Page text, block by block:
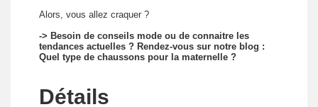
Alors, vous allez craquer ?
-> Besoin de conseils mode ou de connaitre les
tendances actuelles ? Rendez-vous sur notre blog :
Quel type de chaussons pour la maternelle ?
Détails